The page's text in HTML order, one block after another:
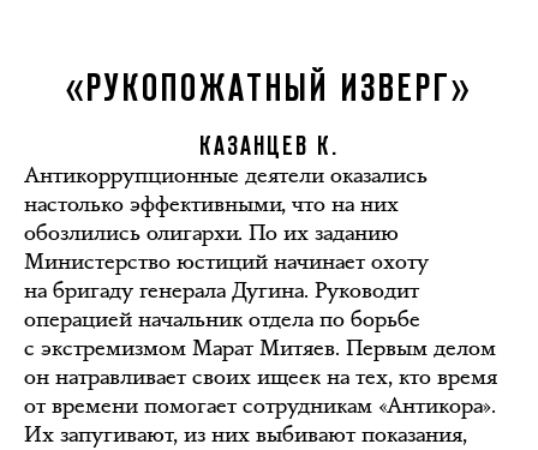
«РУКОПОЖАТНЫЙ ИЗВЕРГ»
КАЗАНЦЕВ К.
Антикоррупционные деятели оказались
настолько эффективными, что на них
обозлились олигархи. По их заданию
Министерство юстиций начинает охоту
на бригаду генерала Дугина. Руководит
операцией начальник отдела по борьбе
с экстремизмом Марат Митяев. Первым делом
он натравливает своих ищеек на тех, кто время
от времени помогает сотрудникам «Антикора».
Их запугивают, из них выбивают показания,